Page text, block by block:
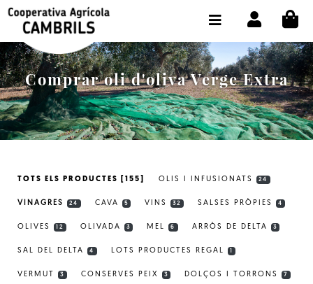
Comprar oli d'oliva Verge Extra
TOTS ELS PRODUCTES [155] OLIS I INFUSIONATS 24
VINAGRES 24 CAVA 5 VINS 32 SALSES PRÒPIES 4
OLIVES 12 OLIVADA 3 MEL 6 ARRÒS DE DELTA 3
SAL DEL DELTA 4 LOTS PRODUCTES REGAL
VERMUT 3 CONSERVES PEIX 3 DOLÇOS I TORRONS 7
BOTIGA COMPRA ONLINE
LA COOPERATIVA
OLEOTOUR
PRODUCTES
EL NOSTRE OLI
SELECCIONAR IDIOMA: